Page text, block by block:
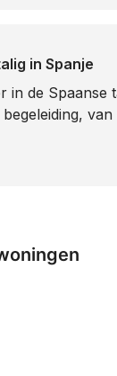
in Spanje
in de Spaanse